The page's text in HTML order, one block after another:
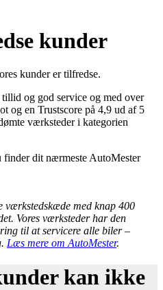
kunder
kunder er tilfredse.
og god service og med over
og en Trustscore på 4,9 ud af 5
værksteder i kategorien
dit nærmeste AutoMester
værkstedskæde med knap 400
Vores værksteder har den
til at servicere alle biler –
Læs mere om AutoMester.
kan ikke